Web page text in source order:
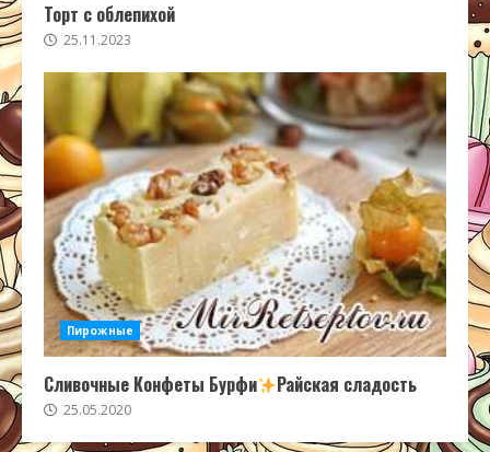
Торт с облепихой
25.11.2023
Пирожные
Сливочные Конфеты Бурфи Райская сладость
25.05.2020